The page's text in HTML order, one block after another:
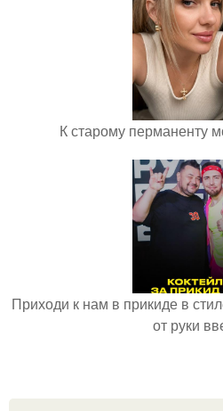
К старому перманенту
Приходи к нам в прикиде в
от руки